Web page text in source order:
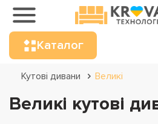
Каталог
Кутові дивани Великі
Великі кутові